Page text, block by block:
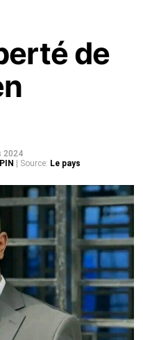
de
2024
| Source: Le pays